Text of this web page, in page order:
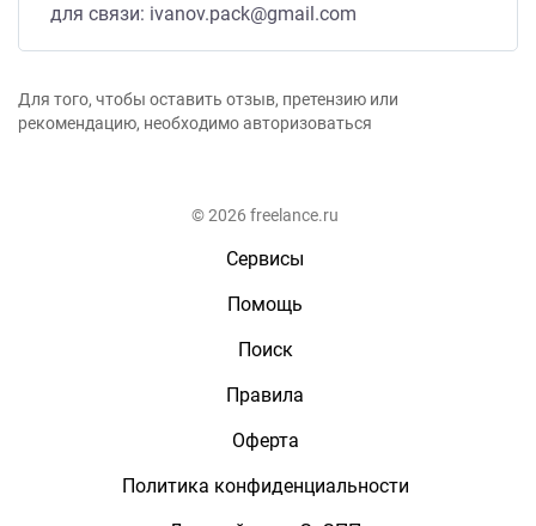
для связи: ivanov.pack@gmail.com
Для того, чтобы оставить отзыв, претензию или
рекомендацию, необходимо авторизоваться
© 2026 freelance.ru
Сервисы
Помощь
Поиск
Правила
Оферта
Политика конфиденциальности